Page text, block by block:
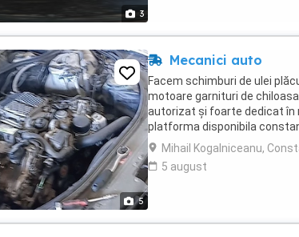
3
5
Mecanici auto
Facem schimburi de ulei
motoare garnituri de
autorizat și foarte dedicat în
platforma disponibila
Mihail Kogalniceanu,
5 august